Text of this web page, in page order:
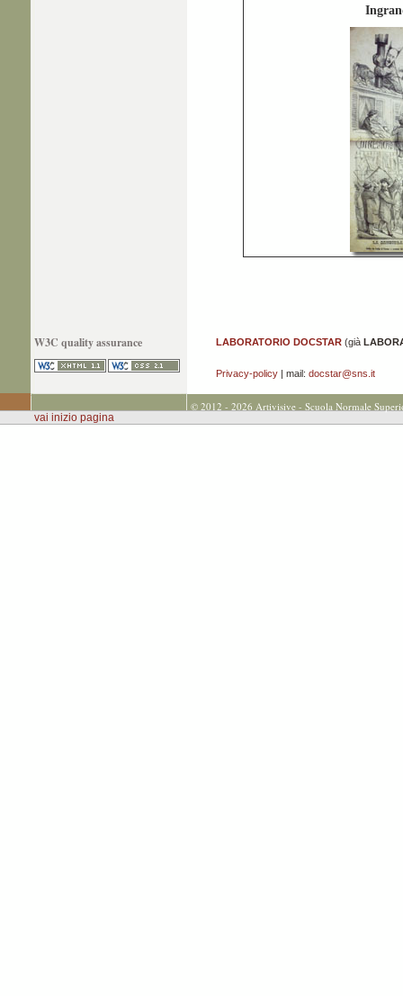
W3C quality assurance LABORATORIO DOCSTAR (già
Privacy-policy | mail: docstar@sns.it
© 2012 - 2026 Artivisive - Scuola Normale
vai inizio pagina